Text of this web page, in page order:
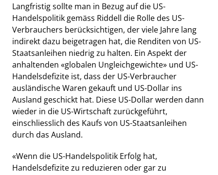
Langfristig sollte man in Bezug auf die US-
Handelspolitik gemäss Riddell die Rolle des US-
Verbrauchers berücksichtigen, der viele Jahre lang
indirekt dazu beigetragen hat, die Renditen von US-
Staatsanleihen niedrig zu halten. Ein Aspekt der
anhaltenden «globalen Ungleichgewichte» und US-
Handelsdefizite ist, dass der US-Verbraucher
ausländische Waren gekauft und US-Dollar ins
Ausland geschickt hat. Diese US-Dollar werden dann
wieder in die US-Wirtschaft zurückgeführt,
einschliesslich des Kaufs von US-Staatsanleihen
durch das Ausland.
«Wenn die US-Handelspolitik Erfolg hat,
Handelsdefizite zu reduzieren oder gar zu